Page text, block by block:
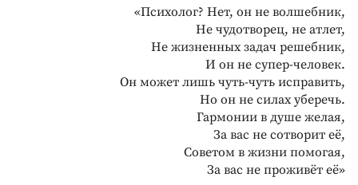
«Психолог? Нет, он не волшебник,
Не чудотворец, не атлет,
Не жизненных задач решебник,
И он не супер-человек.
Он может лишь чуть-чуть исправить,
Но он не силах уберечь.
Гармонии в душе желая,
За вас не сотворит её,
Советом в жизни помогая,
За вас не проживёт её»